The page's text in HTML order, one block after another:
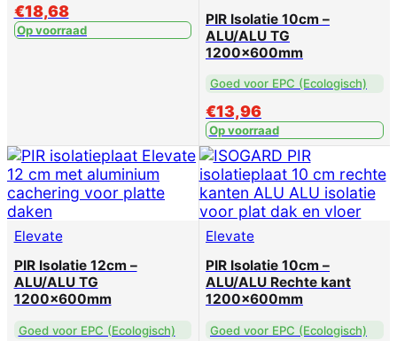
€18,68
Op voorraad
PIR Isolatie 10cm –
ALU/ALU TG
1200x600mm
Goed voor EPC (Ecologisch)
€13,96
Op voorraad
Elevate
PIR Isolatie 12cm –
ALU/ALU TG
1200x600mm
Goed voor EPC (Ecologisch)
Elevate
PIR Isolatie 10cm –
ALU/ALU Rechte kant
1200x600mm
Goed voor EPC (Ecologisch)